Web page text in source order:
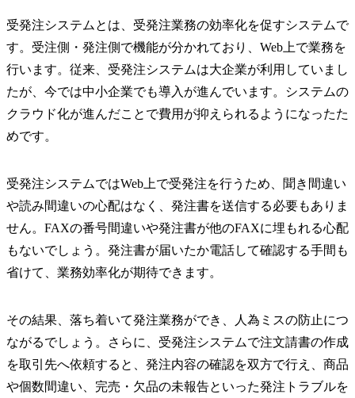
受発注システムとは、受発注業務の効率化を促すシステムで
す。受注側・発注側で機能が分かれており、Web上で業務を
行います。従来、受発注システムは大企業が利用していまし
たが、今では中小企業でも導入が進んでいます。システムの
クラウド化が進んだことで費用が抑えられるようになったた
めです。
受発注システムではWeb上で受発注を行うため、聞き間違い
や読み間違いの心配はなく、発注書を送信する必要もありま
せん。FAXの番号間違いや発注書が他のFAXに埋もれる心配
もないでしょう。発注書が届いたか電話して確認する手間も
省けて、業務効率化が期待できます。
その結果、落ち着いて発注業務ができ、人為ミスの防止につ
ながるでしょう。さらに、受発注システムで注文請書の作成
を取引先へ依頼すると、発注内容の確認を双方で行え、商品
や個数間違い、完売・欠品の未報告といった発注トラブルを